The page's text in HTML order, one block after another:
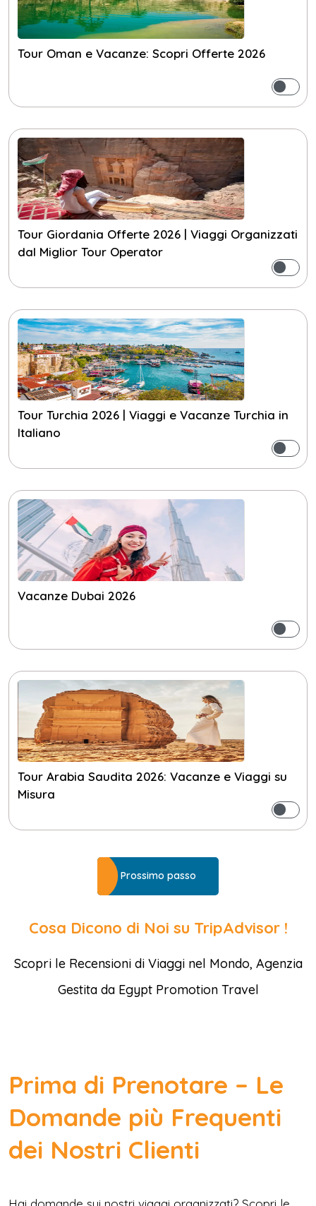
Tour Oman e Vacanze: Scopri Offerte 2026
Tour Giordania Offerte 2026 | Viaggi Organizzati
dal Miglior Tour Operator
Tour Turchia 2026 | Viaggi e Vacanze Turchia in
Italiano
Vacanze Dubai 2026
Tour Arabia Saudita 2026: Vacanze e Viaggi su
Misura
Prossimo passo
Cosa Dicono di Noi su TripAdvisor !
Scopri le Recensioni di Viaggi nel Mondo, Agenzia
Gestita da Egypt Promotion Travel
Prima di Prenotare – Le
Domande più Frequenti
dei Nostri Clienti